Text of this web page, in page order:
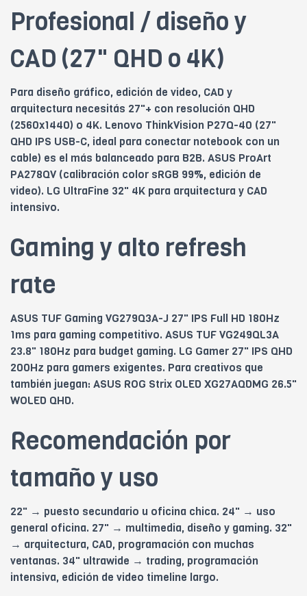
Profesional / diseño y
CAD (27" QHD o 4K)
Para diseño gráfico, edición de video, CAD y
arquitectura necesitás 27"+ con resolución QHD
(2560x1440) o 4K. Lenovo ThinkVision P27Q-40 (27"
QHD IPS USB-C, ideal para conectar notebook con un
cable) es el más balanceado para B2B. ASUS ProArt
PA278QV (calibración color sRGB 99%, edición de
video). LG UltraFine 32" 4K para arquitectura y CAD
intensivo.
Gaming y alto refresh
rate
ASUS TUF Gaming VG279Q3A-J 27" IPS Full HD 180Hz
1ms para gaming competitivo. ASUS TUF VG249QL3A
23.8" 180Hz para budget gaming. LG Gamer 27" IPS QHD
200Hz para gamers exigentes. Para creativos que
también juegan: ASUS ROG Strix OLED XG27AQDMG 26.5"
WOLED QHD.
Recomendación por
tamaño y uso
22" → puesto secundario u oficina chica. 24" → uso
general oficina. 27" → multimedia, diseño y gaming. 32"
→ arquitectura, CAD, programación con muchas
ventanas. 34" ultrawide → trading, programación
intensiva, edición de video timeline largo.